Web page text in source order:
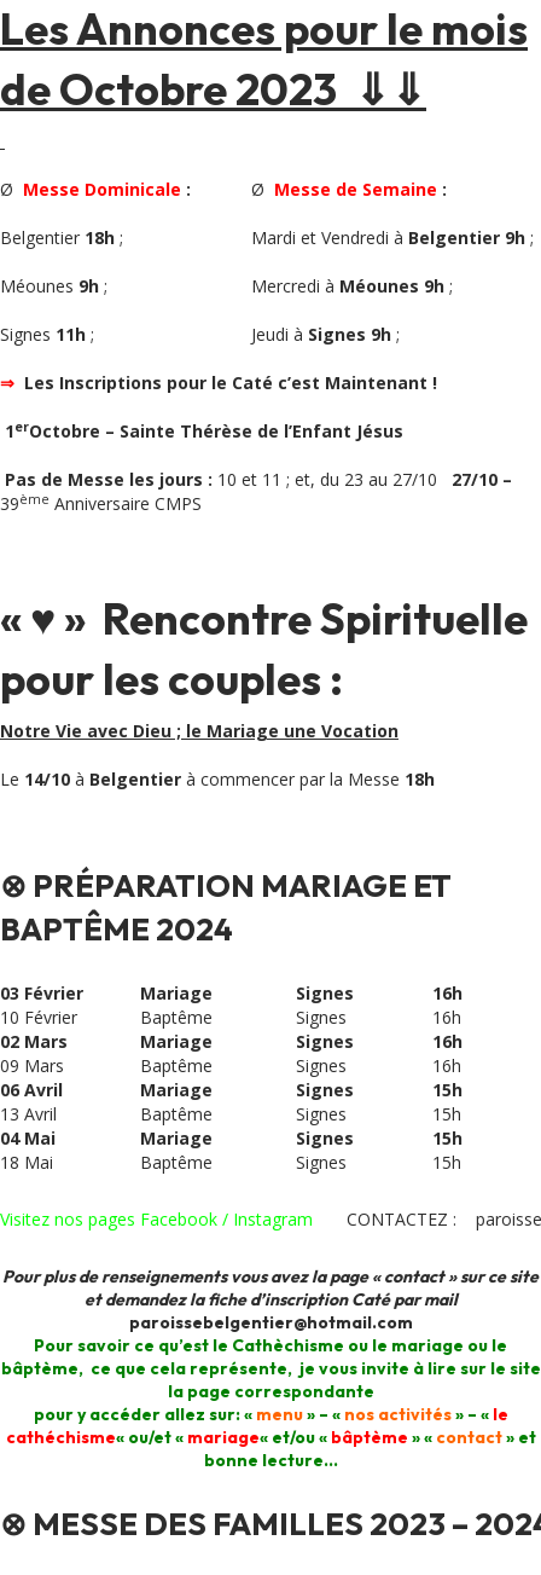
Les Annonces pour le mois
de Octobre 2023 ⇓⇓
Ø Messe Dominicale :
Belgentier 18h ;
Méounes 9h ;
Signes 11h ;
Ø Messe de Semaine :
Mardi et Vendredi à Belgentier 9h ;
Mercredi à Méounes 9h ;
Jeudi à Signes 9h ;
⇒ Les Inscriptions pour le Caté c’est Maintenant !
1erOctobre – Sainte Thérèse de l’Enfant Jésus
Pas de Messe les jours : 10 et 11 ; et, du 23 au 27/10 27/10 –
39ème Anniversaire CMPS
« ♥ » Rencontre Spirituelle
pour les couples :
Notre Vie avec Dieu ; le Mariage une Vocation
Le 14/10 à Belgentier à commencer par la Messe 18h
⊗ PRÉPARATION MARIAGE ET
BAPTÊME 2024
03 Février Mariage Signes
16h
10 Février
Baptême Signes
16h
02 Mars
Mariage Signes
16h
09 Mars
Baptême Signes
16h
06 Avril
Mariage Signes
15h
13 Avril
Baptême Signes
15h
04 Mai
Mariage Signes
15h
18 Mai
Baptême Signes 15h
Visitez nos pages Facebook / Instagram CONTACTEZ :
Pour plus de renseignements vous avez la page «contact» sur ce site
et demandez la fiche d’inscription Caté par mail
paroissebelgentier@hotmail.com
Pour savoir ce qu’est le Cathèchisme ou le mariage ou le
bâptème, ce que cela représente, je vous invite à lire sur le site
la page correspondante
pour y accéder allez sur: « menu» – « nos activités» – « le
cathéchisme« ou/et « mariage« et/ou « bâptème » « contact» et
bonne lecture…
⊗ MESSE DES FAMILLES 2023 –